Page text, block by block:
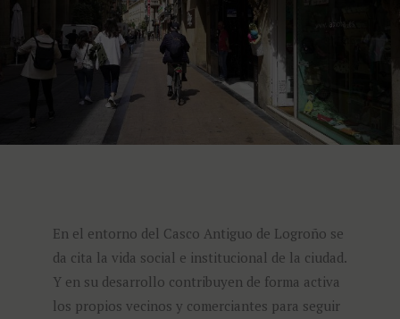
En el entorno del Casco Antiguo de Logroño se
da cita la vida social e institucional de la ciudad.
Y en su desarrollo contribuyen de forma activa
los propios vecinos y comerciantes para seguir